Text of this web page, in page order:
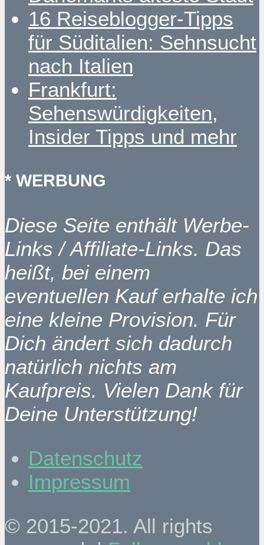
16 Reiseblogger-Tipps
für Süditalien: Sehnsucht
nach Italien
Frankfurt:
Sehenswürdigkeiten,
Insider Tipps und mehr
* WERBUNG
Diese Seite enthält Werbe-
Links / Affiliate-Links. Das
heißt, bei einem
eventuellen Kauf erhalte ich
eine kleine Provision. Für
Dich ändert sich dadurch
natürlich nichts am
Kaufpreis. Vielen Dank für
Deine Unterstützung!
Datenschutz
Impressum
© 2015-2021. All rights